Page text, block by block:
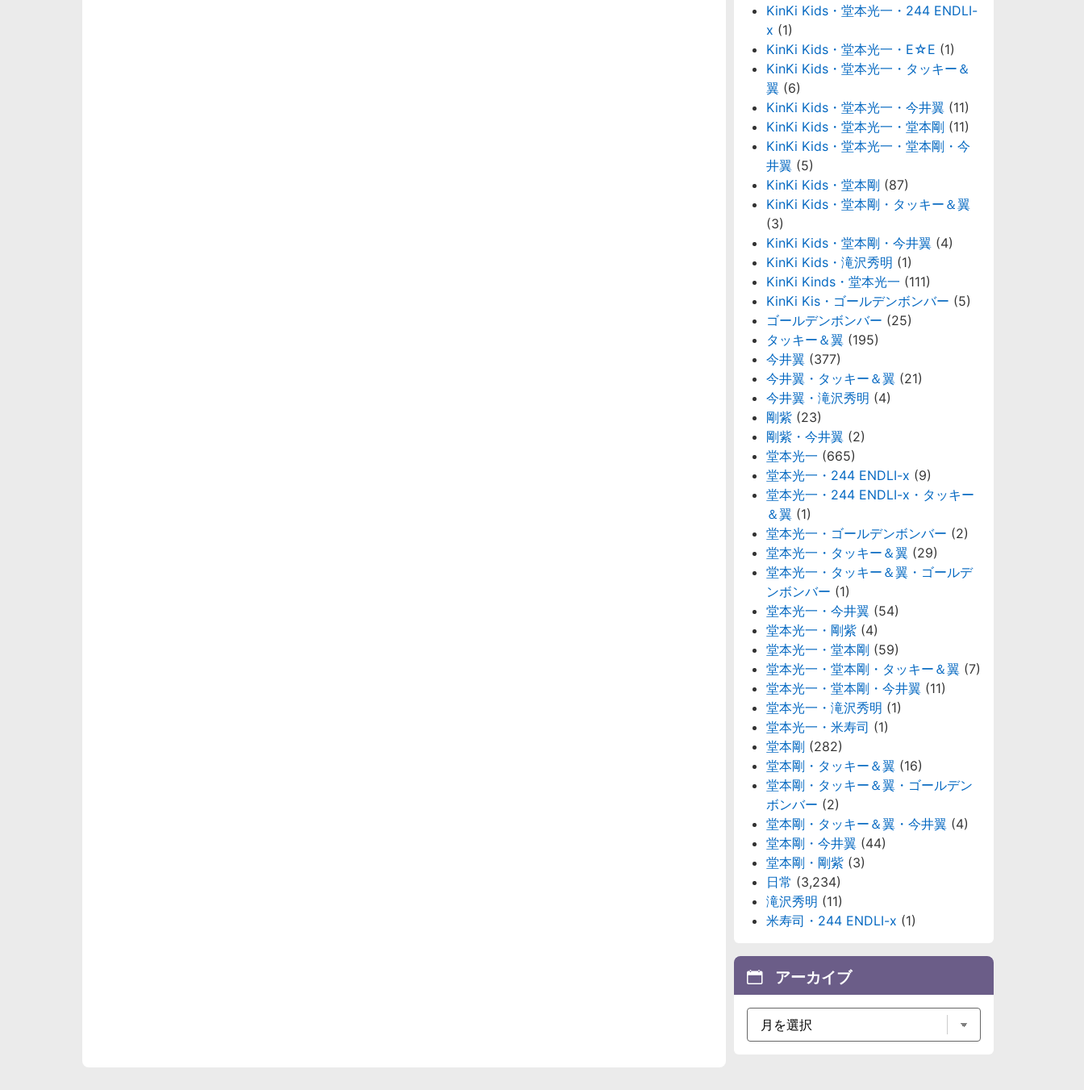
KinKi Kids・堂本光一・244 ENDLI-
x (1)
KinKi Kids・堂本光一・E☆E (1)
KinKi Kids・堂本光一・タッキー＆
翼 (6)
KinKi Kids・堂本光一・今井翼 (11)
KinKi Kids・堂本光一・堂本剛 (11)
KinKi Kids・堂本光一・堂本剛・今
井翼 (5)
KinKi Kids・堂本剛 (87)
KinKi Kids・堂本剛・タッキー＆翼
(3)
KinKi Kids・堂本剛・今井翼 (4)
KinKi Kids・滝沢秀明 (1)
KinKi Kinds・堂本光一 (111)
KinKi Kis・ゴールデンボンバー (5)
ゴールデンボンバー (25)
タッキー＆翼 (195)
今井翼 (377)
今井翼・タッキー＆翼 (21)
今井翼・滝沢秀明 (4)
剛紫 (23)
剛紫・今井翼 (2)
堂本光一 (665)
堂本光一・244 ENDLI-x (9)
堂本光一・244 ENDLI-x・タッキー
＆翼 (1)
堂本光一・ゴールデンボンバー (2)
堂本光一・タッキー＆翼 (29)
堂本光一・タッキー＆翼・ゴールデ
ンボンバー (1)
堂本光一・今井翼 (54)
堂本光一・剛紫 (4)
堂本光一・堂本剛 (59)
堂本光一・堂本剛・タッキー＆翼 (7)
堂本光一・堂本剛・今井翼 (11)
堂本光一・滝沢秀明 (1)
堂本光一・米寿司 (1)
堂本剛 (282)
堂本剛・タッキー＆翼 (16)
堂本剛・タッキー＆翼・ゴールデン
ボンバー (2)
堂本剛・タッキー＆翼・今井翼 (4)
堂本剛・今井翼 (44)
堂本剛・剛紫 (3)
日常 (3,234)
滝沢秀明 (11)
米寿司・244 ENDLI-x (1)
アーカイブ